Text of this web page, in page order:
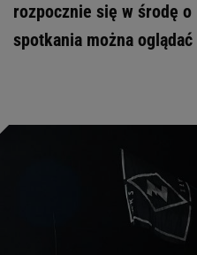
rozpocznie się w środę
spotkania można